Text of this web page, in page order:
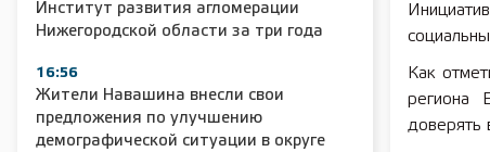
Институт развития агломерации
Нижегородской области за три года
16:56
Жители Навашина внесли свои
предложения по улучшению
демографической ситуации в округе
Как
региона
доверять